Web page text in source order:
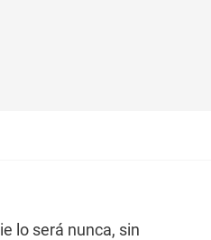
lo será nunca, sin